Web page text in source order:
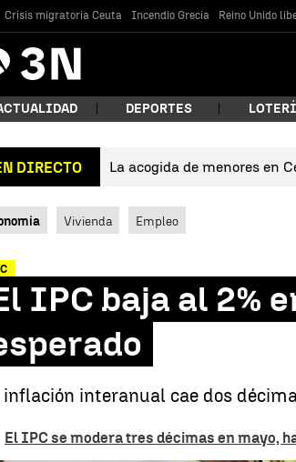
Crisis migratoria Ceuta Incendio Grecia Reino Unido
Noticias
DEPORTES
DIRECTO La acogida de menores en
Vivienda Empleo
IPC baja al 2%
inflación interanual cae dos
El IPC se modera tres décimas en mayo,